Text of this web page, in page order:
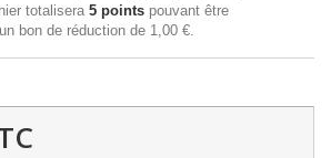
totalisera 5 points pouvant être
bon de réduction de 1,00 €